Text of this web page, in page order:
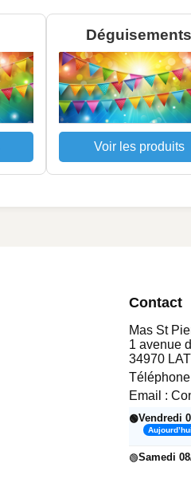
Déguisements
Voir les produits
Contact
Mas St
1 avenue
34970
Téléphone
Email :
🟢Vendredi
Aujourd’hui
🟢Samedi